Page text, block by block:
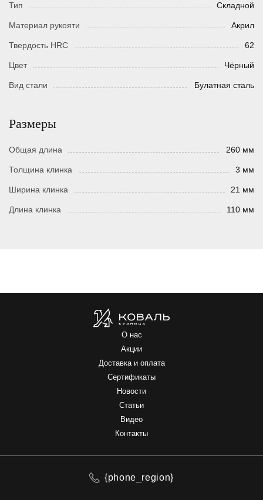
Тип Складной
Материал рукояти Акрил
Твердость HRC 62
Цвет Чёрный
Вид стали Булатная сталь
Размеры
Общая длина 260 мм
Толщина клинка 3 мм
Ширина клинка 21 мм
Длина клинка 110 мм
О нас
Акции
Доставка и оплата
Сертификаты
Новости
Статьи
Видео
Контакты
{phone_region}